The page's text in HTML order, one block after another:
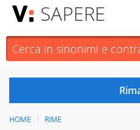
SAPERE
HOME RIME